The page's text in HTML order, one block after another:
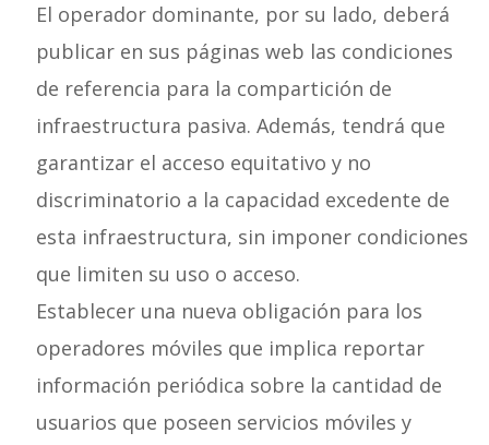
El operador dominante, por su lado, deberá
publicar en sus páginas web las condiciones
de referencia para la compartición de
infraestructura pasiva. Además, tendrá que
garantizar el acceso equitativo y no
discriminatorio a la capacidad excedente de
esta infraestructura, sin imponer condiciones
que limiten su uso o acceso.
Establecer una nueva obligación para los
operadores móviles que implica reportar
información periódica sobre la cantidad de
usuarios que poseen servicios móviles y